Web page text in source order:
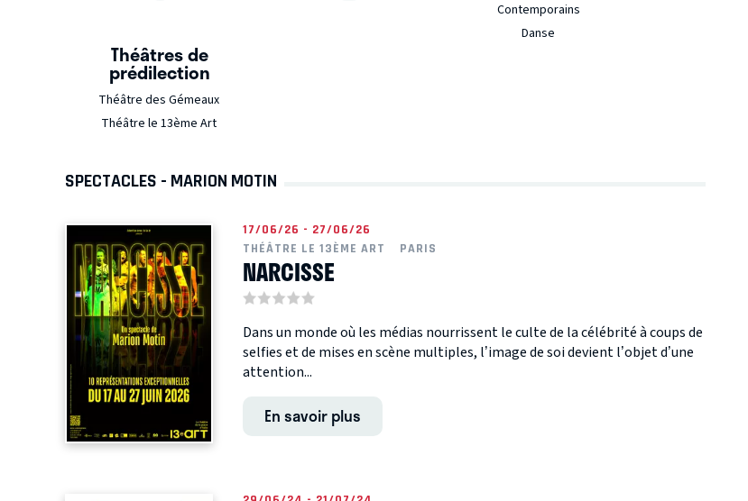
Contemporains
Danse
Théâtres de
prédilection
Théâtre des Gémeaux
Théâtre le 13ème Art
SPECTACLES - MARION MOTIN
17/06/26 - 27/06/26
THÉÂTRE LE 13ÈME ART
PARIS
NARCISSE
Dans un monde où les médias nourrissent le culte de la célébrité à coups de
selfies et de mises en scène multiples, l’image de soi devient l’objet d’une
attention...
En savoir plus